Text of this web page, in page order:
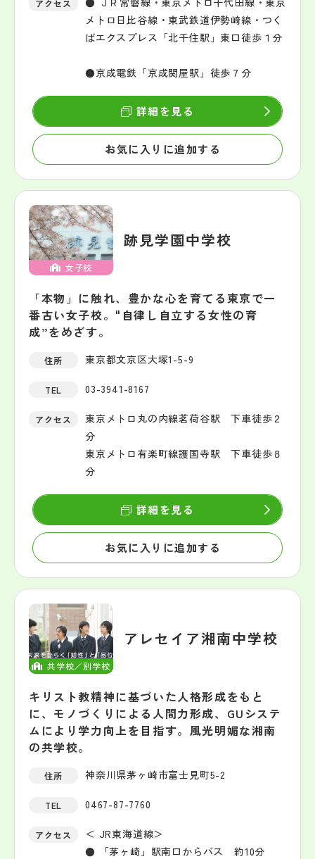
アクセス
メトロ日比谷線・東武鉄道伊勢崎線・つく
ばエクスプレス「北千住駅」東口徒歩１分
●京成電鉄「京成関屋駅」徒歩７分
お気に入りに追加する
詳細を見る
女子校
跡見学園中学校
「本物」に触れ、豊かな心を育てる東京で一
番古い女子校。"自律し自立する女性の育
成”をめざす。
住所 東京都文京区大塚1-5-9
TEL 03-3941-8167
アクセス
東京メトロ丸の内線茗荷谷駅 下車徒歩２
分
東京メトロ有楽町線護国寺駅 下車徒歩８
分
お気に入りに追加する
詳細を見る
共学校／別学校
アレセイア湘南中学校
キリスト教精神に基づいた人格形成をもと
に、モノづくりによる人間力形成、GUシステ
ムにより学力向上を目指す。風光明媚な湘南
の共学校。
住所 神奈川県茅ヶ崎市富士見町5-2
TEL 0467-87-7760
アクセス
＜ JR東海道線＞
● 「茅ヶ崎」駅南口からバス 約10分